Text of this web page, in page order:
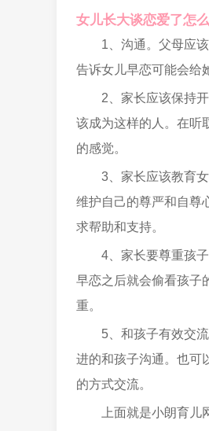
女儿长大谈恋爱了怎
1、沟通。父母应
告诉女儿早恋可能会给
2、家长应该保持
该成为这样的人。在听
的感觉。
3、家长应该教育
维护自己的尊严和自尊
求帮助和支持。
4、家长要尊重孩
早恋之后就会偷看孩子
重。
5、和孩子有效交
进的和孩子沟通。也可
的方式交流。
上面就是小朗育